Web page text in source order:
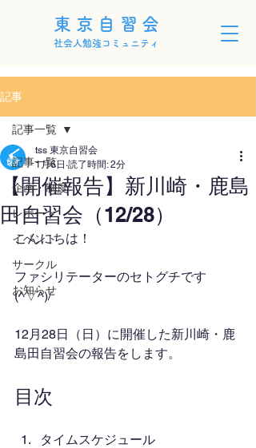
東京自習会
社会人勉強コミュニティ
記事
記事一覧
企画・制度
レポート
イベント
サークル
お知らせ
記事一覧
【開催報告】新川崎・鹿島
田自習会（12/28）
tss 東京自習会
1月6日 読了時間: 2分
こんにちは！
ファシリテーターのセトグチです
(^▽^)/
12月28日（日）に開催した新川崎・鹿
島田自習会の報告をします。
目次
タイムスケジュール